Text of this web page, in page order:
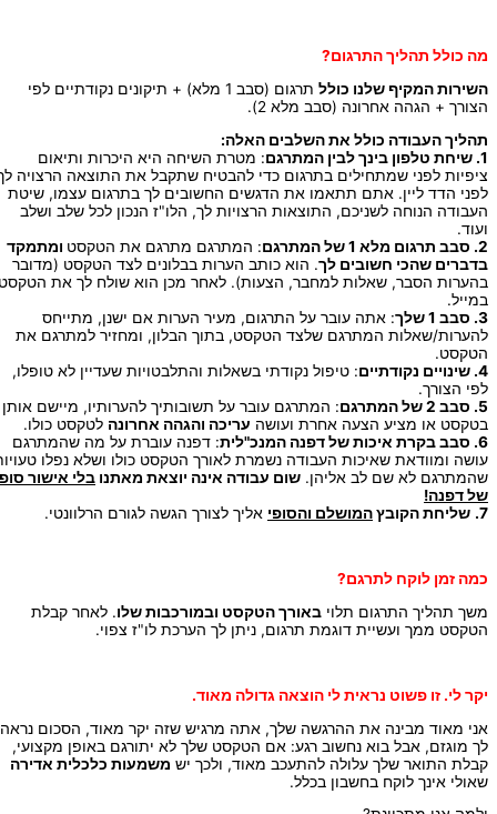
מה כולל תהליך התרגום?
השירות המקיף שלנו כולל
תרגום (סבב 1 מלא) + תיקונים נקודתיים לפי
הצורך + הגהה אחרונה (סבב מלא 2).
תהליך העבודה כולל את השלבים האלה:
: מטרת השיחה היא היכרות ותיאום
ציפיות לפני שמתחילים בתרגום כדי להבטיח שתקבל את התוצאה הרצויה לך
לפני הדד ליין. אתם תתאמו את הדגשים החשובים לך בתרגום עצמו, שיטת
העבודה הנוחה לשניכם, התוצאות הרצויות לך, הלו"ז הנכון לכל שלב ושלב
ועוד.
: המתרגם מתרגם את הטקסטומתמקד
בדברים שהכי חשובים לך. הוא כותב הערות בבלונים לצד הטקסט (מדובר
בהערות הסבר, שאלות למחבר, הצעות). לאחר מכן הוא שולח לך את הטקסט
במייל.
3. סבב 1 שלך
: אתה עובר על התרגום, מעיר הערות אם ישנן, מתייחס
להערות/שאלות המתרגם שלצד הטקסט, בתוך הבלון, ומחזיר למתרגם את
הטקסט.
4. שינויים נקודתיים
: טיפול נקודתי בשאלות והתלבטויות שעדיין לא טופלו,
לפי הצורך.
: המתרגם עובר על תשובותיך להערותיו, מיישם אותן
בטקסט או מציע הצעה אחרת ועושהעריכה והגהה אחרונהלטקסט כולו.
6. סבב בקרת איכות של דפנה המנכ"לית
: דפנה עוברת על מה שהמתרגם
עושה ומוודאת שאיכות העבודה נשמרת לאורך הטקסט כולו ושלא נפלו טעויות
שהמתרגם לא שם לב אליהן.שום עבודה אינה יוצאת מאתנובלי אישור סופי
של דפנה!
שליחת הקובץהמושלם והסופיאליך לצורך הגשה לגורם הרלוונטי.
כמה זמן לוקח לתרגם?
משך תהליך התרגום תלויבאורך הטקסט ובמורכבות שלו. לאחר קבלת
הטקסט ממך ועשיית דוגמת תרגום, ניתן לך הערכת לו"ז צפוי.
יקר לי. זו פשוט נראית לי הוצאה גדולה מאוד.
אני מאוד מבינה את ההרגשה שלך, אתה מרגיש שזה יקר מאוד, הסכום נראה
לך מוגזם, אבל בוא נחשוב רגע: אם הטקסט שלך לא יתורגם באופן מקצועי,
קבלת התואר שלך עלולה להתעכב מאוד, ולכך ישמשמעות כלכלית אדירה
שאולי אינך לוקח בחשבון בכלל.